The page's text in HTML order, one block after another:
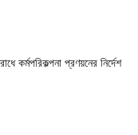
কর্মপরিকল্পনা প্রণয়নের নির্দেশ